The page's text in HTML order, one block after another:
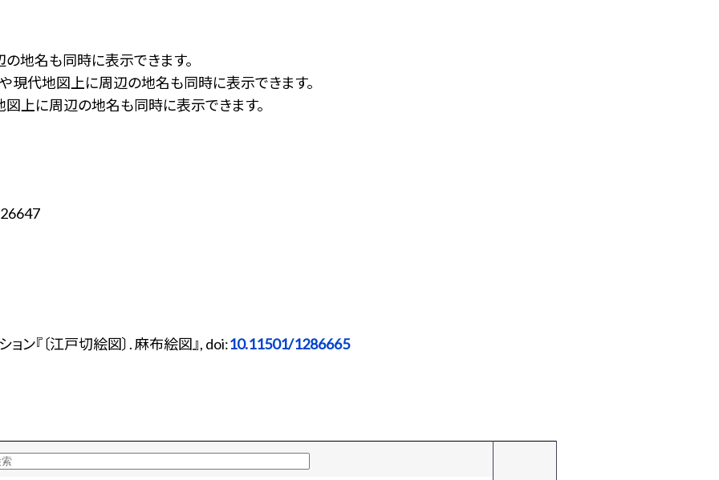
地名も同時に表示できます。
や現代地図上に周辺の地名も同時に表示できます。
図上に周辺の地名も同時に表示できます。
ン『〔江戸切絵図〕. 麻布絵図』, doi:10.11501/1286665